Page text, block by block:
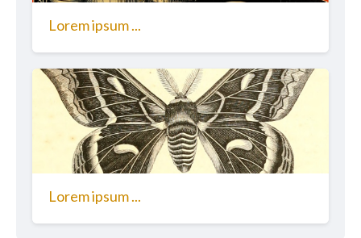
Lorem ipsum ...
Lorem ipsum ...